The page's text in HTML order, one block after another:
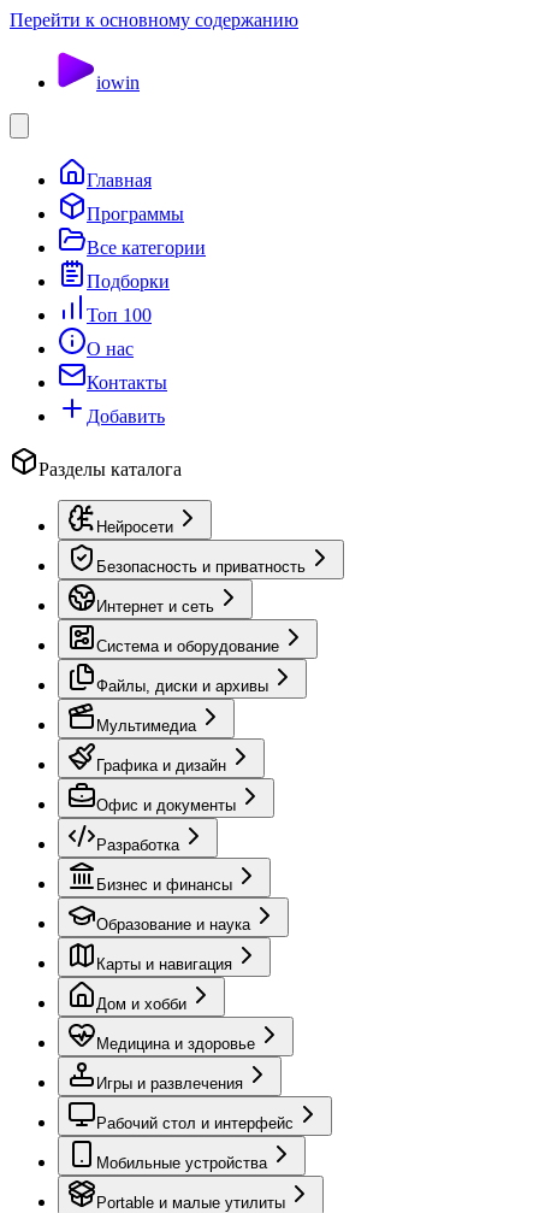
Перейти к основному содержанию
iowin
Главная
Программы
Все категории
Подборки
Топ 100
О нас
Контакты
Добавить
Разделы каталога
Нейросети
Безопасность и приватность
Интернет и сеть
Система и оборудование
Файлы, диски и архивы
Мультимедиа
Графика и дизайн
Офис и документы
Разработка
Бизнес и финансы
Образование и наука
Карты и навигация
Дом и хобби
Медицина и здоровье
Игры и развлечения
Рабочий стол и интерфейс
Мобильные устройства
Portable и малые утилиты